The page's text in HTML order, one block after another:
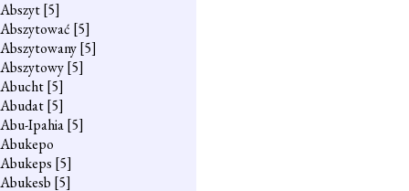
Abszyt[5]
Abszytować [5]
Abszytowany[5]
Abszytowy[5]
Abucht[5]
Abudat[5]
Abu-Ipahia[5]
Abukepo
Abukeps [5]
Abukesb [5]